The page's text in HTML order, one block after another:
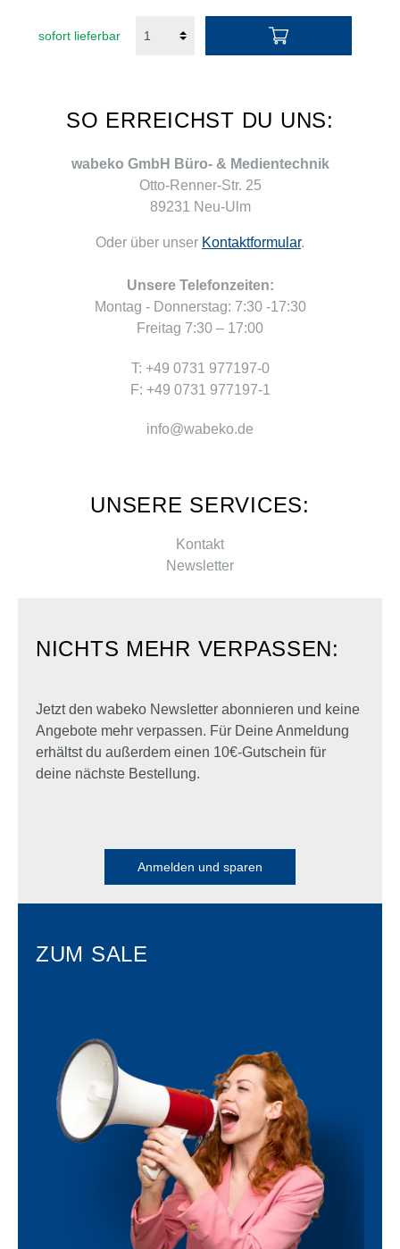
sofort lieferbar
SO ERREICHST DU UNS:
wabeko GmbH Büro- & Medientechnik
Otto-Renner-Str. 25
89231 Neu-Ulm
Oder über unser Kontaktformular.
Unsere Telefonzeiten:
Montag - Donnerstag: 7:30 -17:30
Freitag 7:30 – 17:00
T: +49 0731 977197-0
F: +49 0731 977197-1
info@wabeko.de
UNSERE SERVICES:
Kontakt
Newsletter
NICHTS MEHR VERPASSEN:
Jetzt den wabeko Newsletter abonnieren und keine
Angebote mehr verpassen. Für Deine Anmeldung
erhältst du außerdem einen 10€-Gutschein für
deine nächste Bestellung.
Anmelden und sparen
ZUM SALE